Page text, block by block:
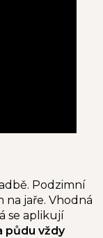
Podzimní
jaře. Vhodná
se aplikují
půdu vždy